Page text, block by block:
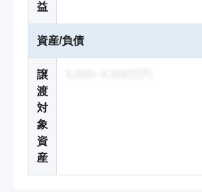
益
資産/負債
譲
渡
対
象
資
産